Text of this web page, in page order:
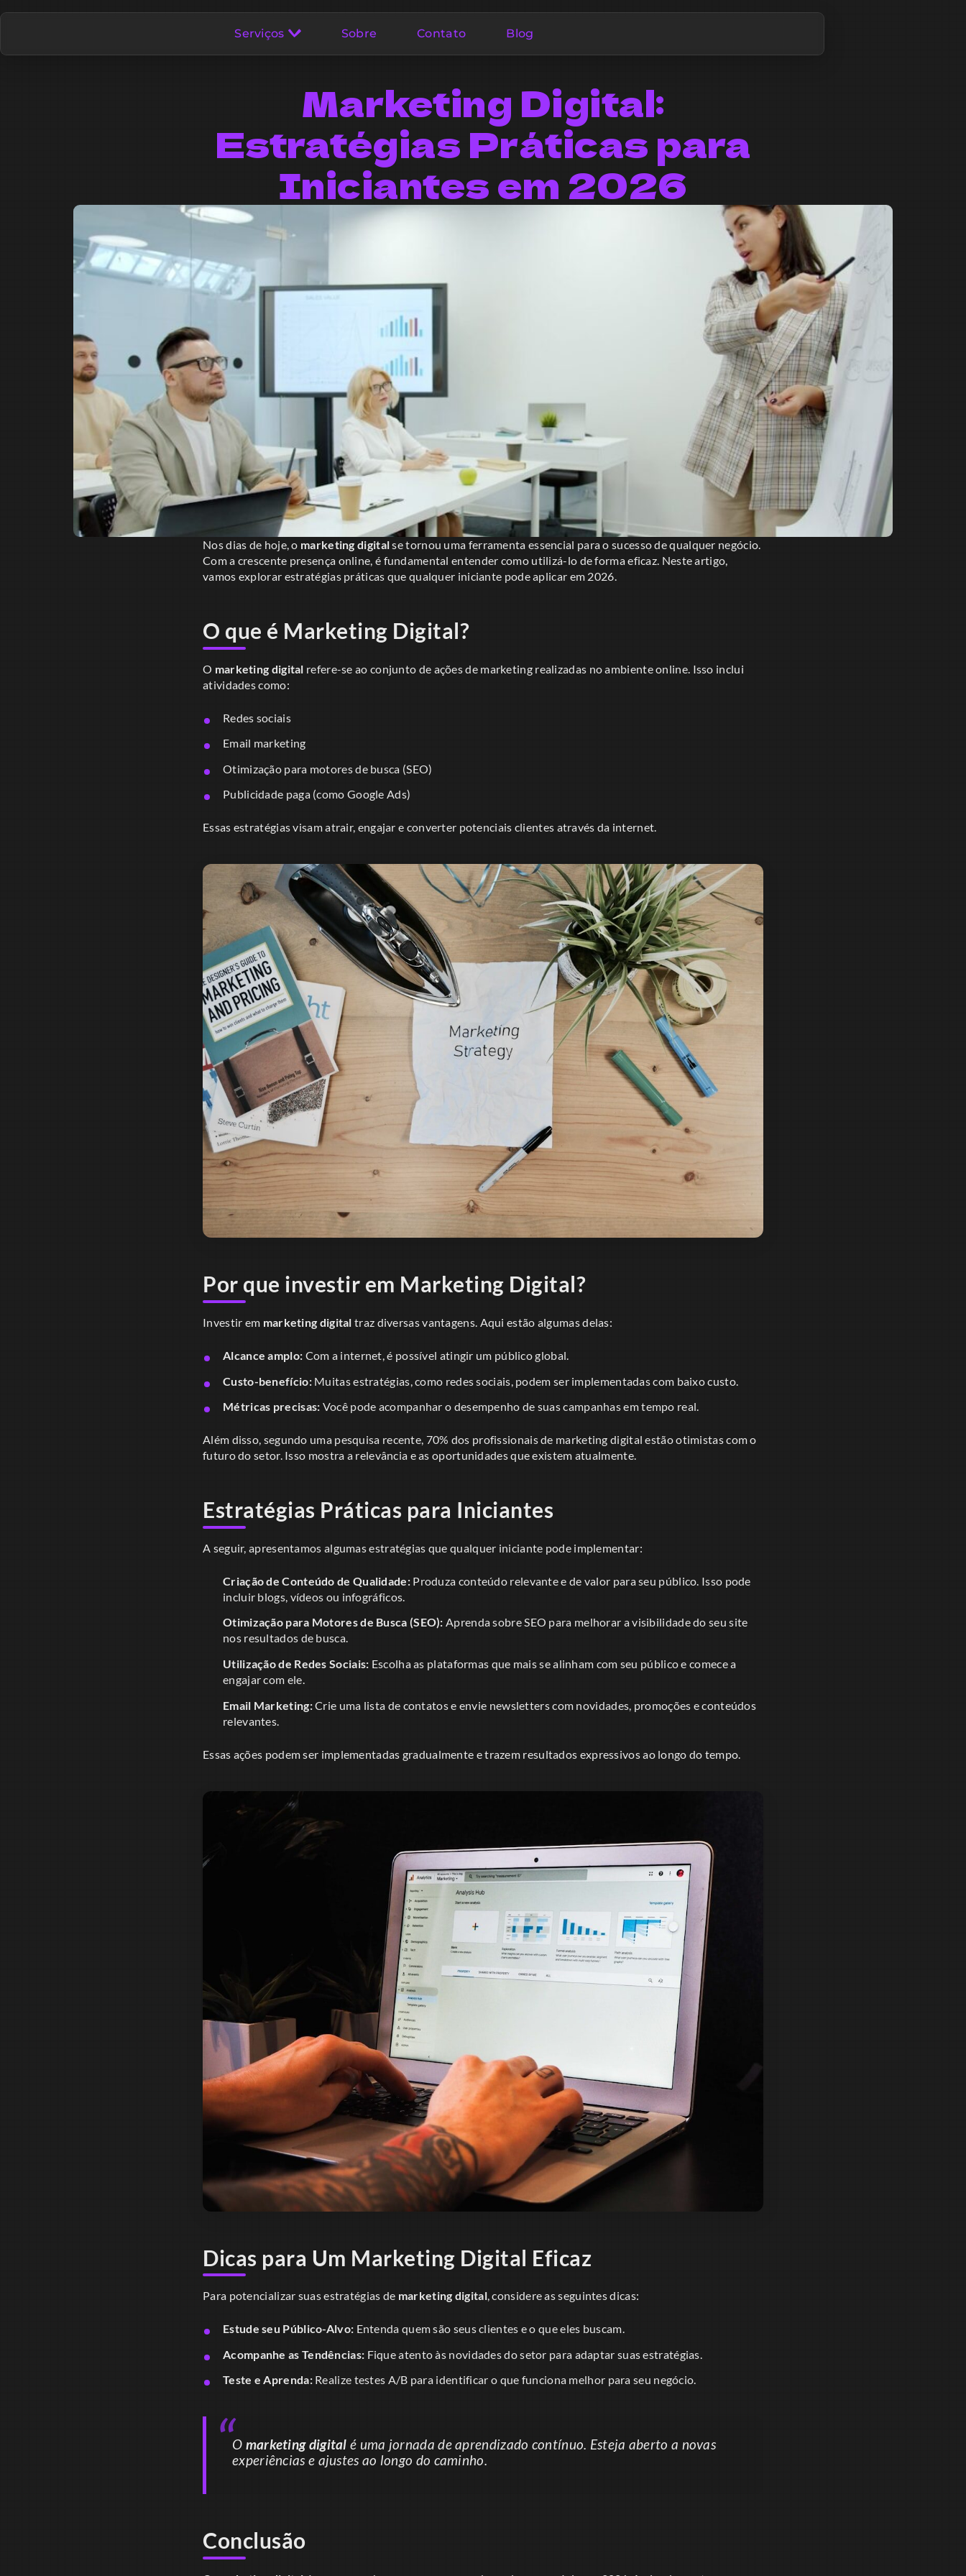
Serviços Sobre Contato Blog
Marketing Digital:
Estratégias Práticas para
Iniciantes em 2026
Nos dias de hoje, o marketing digitalse tornou uma ferramenta essencial para o sucesso de qualquer negócio.
Com a crescente presença online, é fundamental entender como utilizá-lo de forma eficaz. Neste artigo,
vamos explorar estratégias práticas que qualquer iniciante pode aplicar em 2026.
O que é Marketing Digital?
O marketing digital refere-se ao conjunto de ações de marketing realizadas no ambiente online. Isso inclui
atividades como:
Redes sociais
Email marketing
Otimização para motores de busca (SEO)
Publicidade paga (como Google Ads)
Essas estratégias visam atrair, engajar e converter potenciais clientes através da internet.
Por que investir em Marketing Digital?
Investir em marketing digital traz diversas vantagens. Aqui estão algumas delas:
Alcance amplo: Com a internet, é possível atingir um público global.
Custo-benefício:Muitas estratégias, como redes sociais, podem ser implementadas com baixo custo.
Métricas precisas: Você pode acompanhar o desempenho de suas campanhas em tempo real.
Além disso, segundo uma pesquisa recente, 70% dos profissionais de marketing digital estão otimistas com o
futuro do setor. Isso mostra a relevância e as oportunidades que existem atualmente.
Estratégias Práticas para Iniciantes
A seguir, apresentamos algumas estratégias que qualquer iniciante pode implementar:
Criação de Conteúdo de Qualidade:Produza conteúdo relevante e de valor para seu público. Isso pode
incluir blogs, vídeos ou infográficos.
Otimização para Motores de Busca (SEO): Aprenda sobre SEO para melhorar a visibilidade do seu site
nos resultados de busca.
Utilização de Redes Sociais: Escolha as plataformas que mais se alinham com seu público e comece a
engajar com ele.
Email Marketing:Crie uma lista de contatos e envie newsletters com novidades, promoções e conteúdos
relevantes.
Essas ações podem ser implementadas gradualmente e trazem resultados expressivos ao longo do tempo.
Dicas para Um Marketing Digital Eficaz
Para potencializar suas estratégias de marketing digital, considere as seguintes dicas:
Estude seu Público-Alvo: Entenda quem são seus clientes e o que eles buscam.
Acompanhe as Tendências: Fique atento às novidades do setor para adaptar suas estratégias.
Teste e Aprenda:Realize testes A/B para identificar o que funciona melhor para seu negócio.
O marketing digital é uma jornada de aprendizado contínuo. Esteja aberto a novas
experiências e ajustes ao longo do caminho.
Conclusão